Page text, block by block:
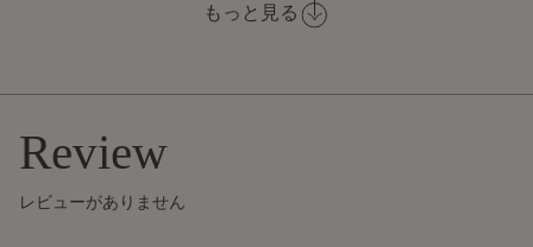
もっと見る
Review
レビューがありません